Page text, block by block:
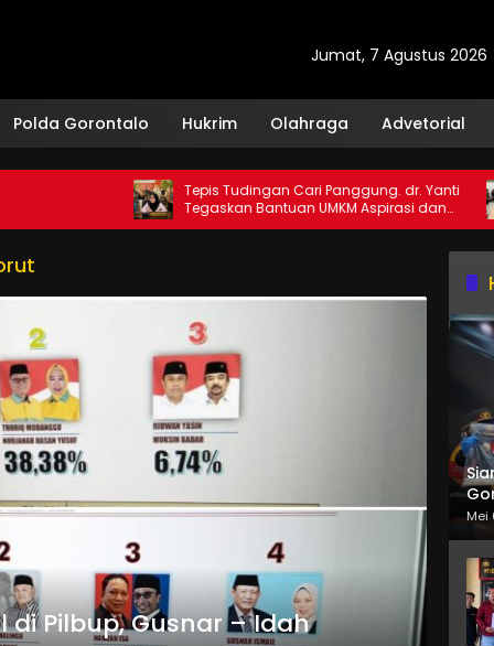
Jumat, 7 Agustus 2026
Polda Gorontalo Hukrim Olahraga Advetorial
Tepis Tudingan Cari Panggung. dr. Yanti
Tegaskan Bantuan UMKM Aspirasi dan
Harapan Rakyat
di Pilbup, Gusnar – Idah
Mei